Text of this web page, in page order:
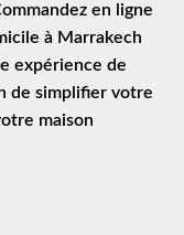
en ligne
à Marrakech
expérience de
de simplifier votre
maison